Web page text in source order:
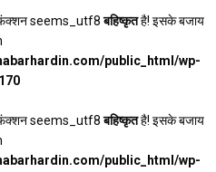
फ़ंक्शन seems_utf8बहिष्कृतहै! इसके बजाय
public_html/wp-
फ़ंक्शन seems_utf8बहिष्कृतहै! इसके बजाय
public_html/wp-